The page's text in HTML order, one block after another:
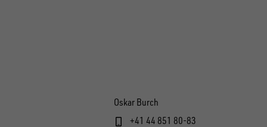
Oskar Burch
+41 44 851 80-83